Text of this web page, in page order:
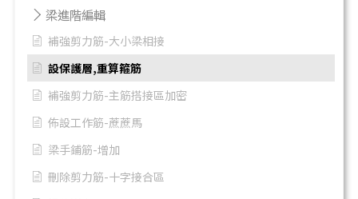
梁進階編輯
補強剪力筋-大小梁相接
設保護層,重算箍筋
補強剪力筋-主筋搭接區加密
佈設工作筋-蔗蔗馬
梁手鋪筋-增加
刪除剪力筋-十字接合區